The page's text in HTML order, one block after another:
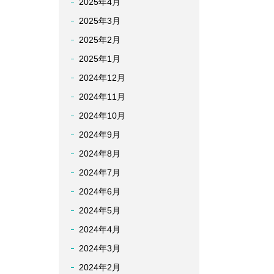
2025年3月
2025年2月
2025年1月
2024年12月
2024年11月
2024年10月
2024年9月
2024年8月
2024年7月
2024年6月
2024年5月
2024年4月
2024年3月
2024年2月